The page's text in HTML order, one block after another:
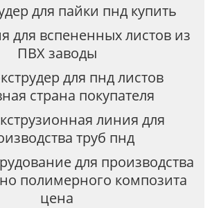
для пайки пнд купить
для вспененных листов из
ПВХ заводы
для пнд листов
страна покупателя
линия для
труб пнд
для производства
полимерного композита
цена